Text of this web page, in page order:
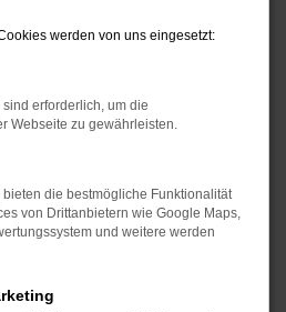
ermöglichen Audi Fahrzeug
und valide Einschätzung
bei Verkauf. Wenn Sie möchten,
auch mit Reparaturen,
und denken in Ihrem
Verkauf können wir auch über
Preis sprechen und
ein attraktives Angebot.
Audi Fahrzeug Checks in erster
zum Gegenstand
auf andere Bereiche
werden von uns eingesetzt:
erforderlich, um die
Webseite zu gewährleisten.
die bestmögliche Funktionalität
von Drittanbietern wie Google Maps,
und weitere werden